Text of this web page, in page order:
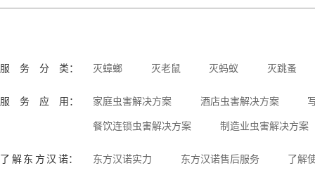
服 务 分 类： 灭蟑螂 灭老鼠 灭蚂蚁 灭跳蚤
服 务 应 用： 家庭虫害解决方案 酒店虫害解决方案
餐饮连锁虫害解决方案 制造业虫害解决方案
了 解 东 方 汉 诺： 东方汉诺实力 东方汉诺售后服务 了解